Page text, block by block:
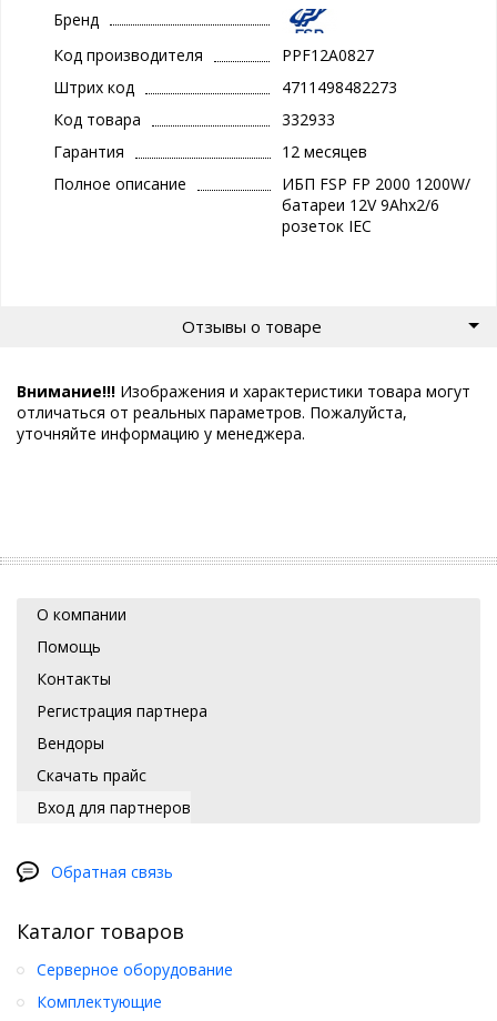
Бренд
Код производителя
PPF12A0827
Штрих код
4711498482273
Код товара
332933
Гарантия
12 месяцев
Полное описание
ИБП FSP FP 2000 1200W/
батареи 12V 9Ahx2/6
розеток IEC
Отзывы о товаре
Внимание!!! Изображения и характеристики товара могут
отличаться от реальных параметров. Пожалуйста,
уточняйте информацию у менеджера.
О компании
Помощь
Контакты
Регистрация партнера
Вендоры
Скачать прайс
Вход для партнеров
Обратная связь
Каталог товаров
Серверное оборудование
Комплектующие